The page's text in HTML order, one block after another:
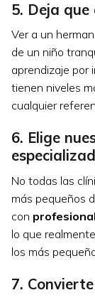
5. Deja
Ver a un
de un niño
aprendizaje por
tienen niveles
cualquier
6. Elige
No todas las
más pequeños
con
lo que
los más
7.